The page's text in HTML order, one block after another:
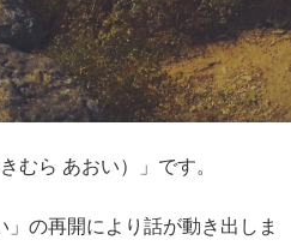
むら あおい）」です。
の再開により話が動き出しま